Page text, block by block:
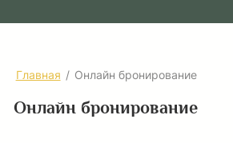
Главная / Онлайн бронирование
Онлайн бронирование